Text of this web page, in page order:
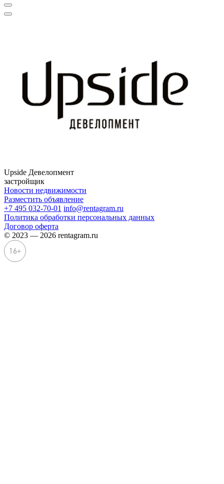
Upside Девелопмент
застройщик
Новости недвижимости
Разместить объявление
+7 495 032-70-01 info@rentagram.ru
Политика обработки персональных данных
Договор оферта
© 2023 — 2026 rentagram.ru